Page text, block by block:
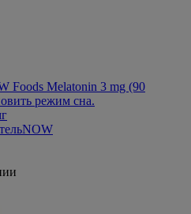
Foods Melatonin 3 mg (90
режим сна.
NOW